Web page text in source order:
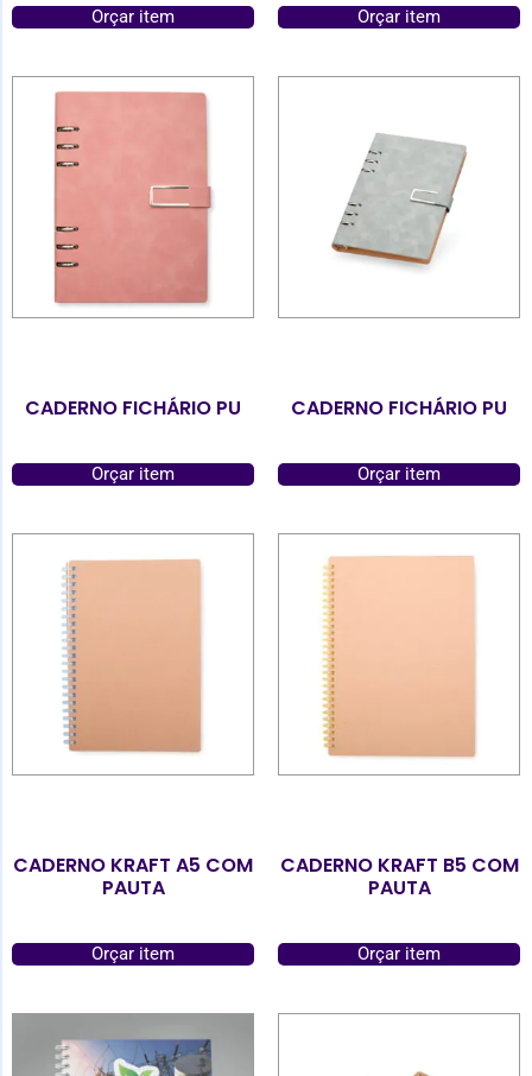
Orçar item Orçar item
CADERNO FICHÁRIO PU
Orçar item
CADERNO FICHÁRIO PU
Orçar item
CADERNO KRAFT A5 COM
PAUTA
Orçar item
CADERNO KRAFT B5 COM
PAUTA
Orçar item